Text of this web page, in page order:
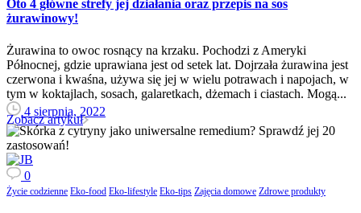
Oto 4 główne strefy jej działania oraz przepis na sos
żurawinowy!
Żurawina to owoc rosnący na krzaku. Pochodzi z Ameryki
Północnej, gdzie uprawiana jest od setek lat. Dojrzała żurawina jest
czerwona i kwaśna, używa się jej w wielu potrawach i napojach, w
tym w koktajlach, sosach, galaretkach, dżemach i ciastach. Mogą...
4 sierpnia, 2022
Zobacz artykuł
0
Życie codzienne Eko-food Eko-lifestyle Eko-tips Zajęcia domowe Zdrowe produkty